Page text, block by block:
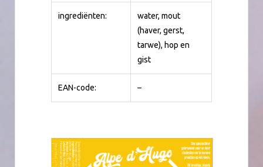
ingrediënten:
water, mout
(haver, gerst,
tarwe), hop en
gist
EAN-code: –